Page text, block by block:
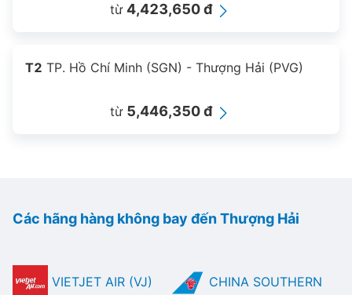
từ 4,423,650 đ
T2 TP. Hồ Chí Minh (SGN) - Thượng Hải (PVG)
từ 5,446,350 đ
Các hãng hàng không bay đến Thượng Hải
VIETJET AIR (VJ) CHINA SOUTHERN